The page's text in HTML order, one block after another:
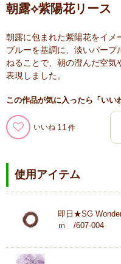
朝露︎︎⟡紫陽花リース
朝露に包まれた紫陽花をイメ
ブルーを基調に、淡いパー
ねることで、朝の澄んだ空気
表現しました。
この作品が気に入ったら「いい
いいね 11
使用アイテム
即日★SG
ｍ /607-004